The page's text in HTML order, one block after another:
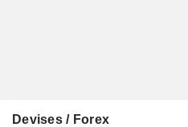
Devises / Forex